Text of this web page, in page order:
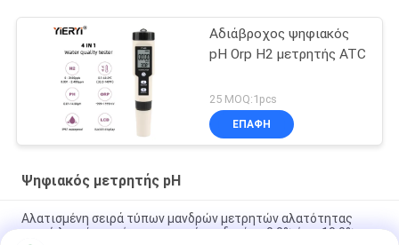
Αδιάβροχος ψηφιακός
pH Orp H2 μετρητής ATC
25 MOQ:1pcs
ΕΠΑΦΉ
Ψηφιακός μετρητής pH
Αλατισμένη σειρά τύπων μανδρών μετρητών αλατότητας
νερού λιμνών ποιότητας νερού ενυδρείων 0,0% έως 10,0%